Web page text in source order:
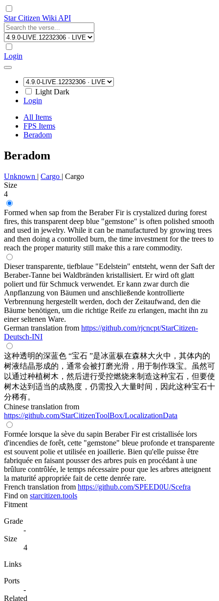
Star Citizen Wiki API
Login
Light Dark
Login
All Items
FPS Items
Beradom
Beradom
Unknown | Cargo | Cargo
Size
4
Formed when sap from the Beraber Fir is crystalized during forest
fires, this transparent deep blue "gemstone" is often polished smooth
and used in jewelry. While it can be manufactured by growing trees
and then doing a controlled burn, the time investment for the trees to
reach the proper maturity still make this a rare commodity.
Dieser transparente, tiefblaue "Edelstein" entsteht, wenn der Saft der
Beraber-Tanne bei Waldbränden kristallisiert. Er wird oft glatt
poliert und für Schmuck verwendet. Er kann zwar durch die
Anpflanzung von Bäumen und anschließende kontrollierte
Verbrennung hergestellt werden, doch der Zeitaufwand, den die
Bäume benötigen, um die richtige Reife zu erlangen, macht ihn zu
einer seltenen Ware.
German translation from https://github.com/rjcncpt/StarCitizen-
Deutsch-INI
这种透明的深蓝色 “宝石 ”是冰蓝枞在森林大火中，其体内的
树液结晶形成的，通常会被打磨光滑，用于制作珠宝。虽然可
以通过种植树木，然后进行受控燃烧来制造这种宝石，但要使
树木达到适当的成熟度，仍需投入大量时间，因此这种宝石十
分稀有。
Chinese translation from
https://github.com/StarCitizenToolBox/LocalizationData
Formée lorsque la sève du sapin Beraber Fir est cristallisée lors
d'incendies de forêt, cette "gemstone" bleue profonde et transparente
est souvent polie et utilisée en joaillerie. Bien qu'elle puisse être
fabriquée en faisant pousser des arbres puis en procédant à une
brûlure contrôlée, le temps nécessaire pour que les arbres atteignent
la maturité appropriée fait de cette denrée rare.
French translation from https://github.com/SPEED0U/Scefra
Find on starcitizen.tools
Fitment
Grade
-
Size
4
Links
Ports
-
Related